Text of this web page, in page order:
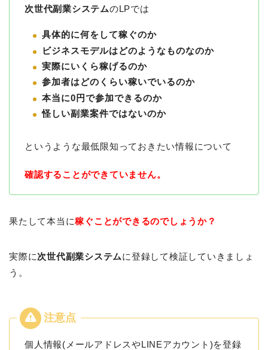
次世代副業システムのLPでは
具体的に何をして稼ぐのか
ビジネスモデルはどのようなものなのか
実際にいくら稼げるのか
参加者はどのくらい稼いでいるのか
本当に0円で参加できるのか
怪しい副業案件ではないのか
というような最低限知っておきたい情報について
確認することができていません。
果たして本当に稼ぐことができるのでしょうか？
実際に次世代副業システムに登録して検証していきましょ
う。
個人情報(メールアドレスやLINEアカウント)を登録